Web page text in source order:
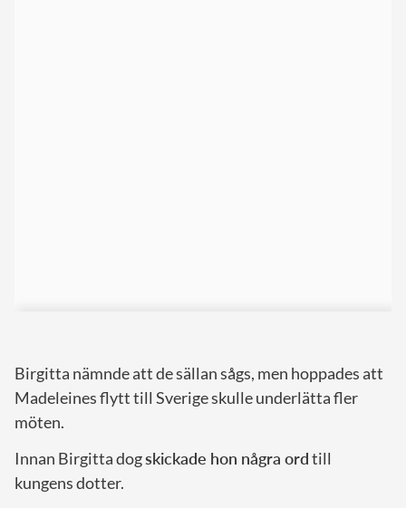
Birgitta nämnde att de sällan sågs, men hoppades att
Madeleines flytt till Sverige skulle underlätta fler
möten.
Innan Birgitta dogskickade hon några ordtill
kungens dotter.